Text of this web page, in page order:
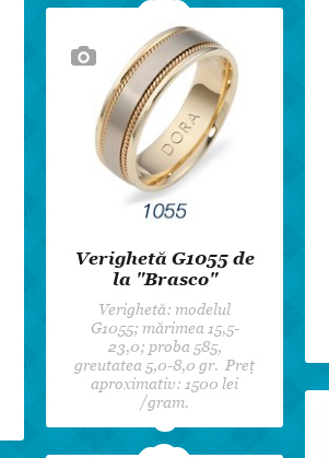
Verighetă G1055 de
la "Brasco"
Verighetă: modelul
G1055; mărimea 15,5-
23,0; proba 585,
greutatea 5,0-8,0 gr. Preț
aproximativ: 1500 lei
/gram.